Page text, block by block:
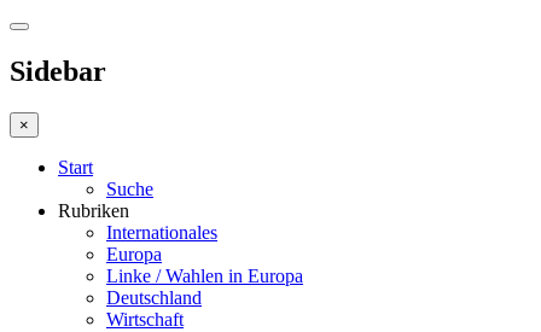
Sidebar
×
Start
Suche
Rubriken
Internationales
Europa
Linke / Wahlen in Europa
Deutschland
Wirtschaft